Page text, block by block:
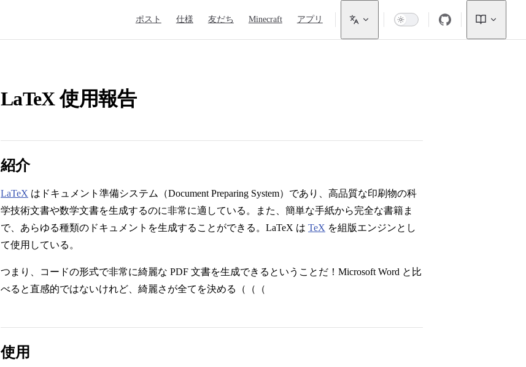
ポスト 仕様 友だち Minecraft アプリ
LaTeX 使用報告
紹介
LaTeX はドキュメント準備システム（Document Preparing System）であり、高品質な印刷物の科
学技術文書や数学文書を生成するのに非常に適している。また、簡単な手紙から完全な書籍ま
で、あらゆる種類のドキュメントを生成することができる。LaTeX は TeX を組版エンジンとし
て使用している。
つまり、コードの形式で非常に綺麗な PDF 文書を生成できるということだ！Microsoft Word と比
べると直感的ではないけれど、綺麗さが全てを決める（（（
使用